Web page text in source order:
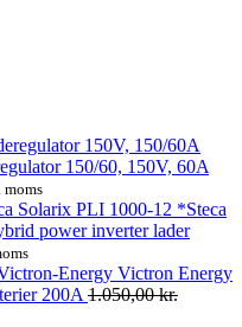
150/60, 150V, 60A
kr.
kr.
*Steca
power inverter lader
Victron Energy
200A 1.050,00kr.